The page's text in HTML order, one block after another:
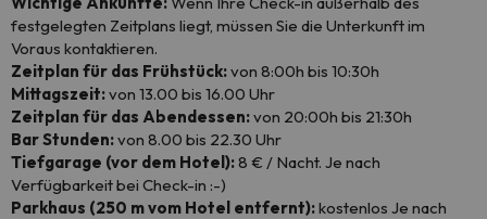
festgelegten Zeitplans liegt, müssen Sie die Unterkunft im
Voraus kontaktieren.
Zeitplan für das Frühstück:von 8:00h bis 10:30h
Mittagszeit:von 13.00 bis 16.00 Uhr
Zeitplan für das Abendessen:von 20:00h bis 21:30h
Bar Stunden:von 8.00 bis 22.30 Uhr
Tiefgarage (vor dem Hotel):8 € / Nacht. Je nach
Verfügbarkeit bei Check-in :-)
Parkhaus (250 m vom Hotel entfernt):kostenlos Je nach